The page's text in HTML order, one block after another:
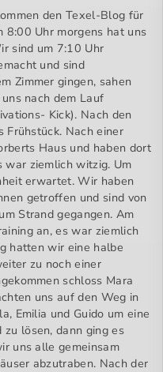
den Texel-Blog für
8:00 Uhr morgens hat uns
sind um 7:10 Uhr
und sind
Zimmer gingen, sahen
nach dem Lauf
Kick). Nach den
Frühstück. Nach einer
Haus und haben dort
ziemlich witzig. Um
erwartet. Wir haben
getroffen und sind von
Strand gegangen. Am
an, es war ziemlich
hatten wir eine halbe
zu noch einer
schloss Mara
uns auf den Weg in
Emilia und Guido um eine
lösen, dann ging es
uns alle gemeinsam
abzutraben. Nach der